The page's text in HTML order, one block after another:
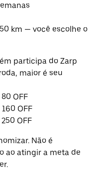
km — você escolhe o
participa do Zarp
maior é seu
OFF
OFF
OFF
Não é
ao atingir a meta de